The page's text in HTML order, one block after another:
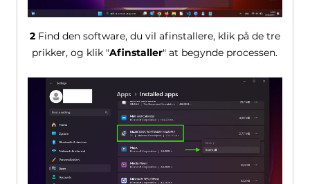
2Find den software, du vil afinstallere, klik på de tre
prikker, og klik "Afinstaller" at begynde processen.